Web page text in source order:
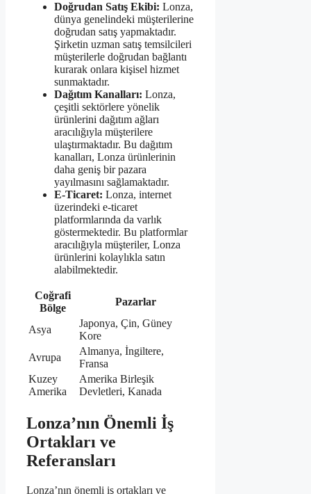
Doğrudan Satış Ekibi: Lonza,
dünya genelindeki müşterilerine
doğrudan satış yapmaktadır.
Şirketin uzman satış temsilcileri
müşterilerle doğrudan bağlantı
kurarak onlara kişisel hizmet
sunmaktadır.
Dağıtım Kanalları: Lonza,
çeşitli sektörlere yönelik
ürünlerini dağıtım ağları
aracılığıyla müşterilere
ulaştırmaktadır. Bu dağıtım
kanalları, Lonza ürünlerinin
daha geniş bir pazara
yayılmasını sağlamaktadır.
E-Ticaret: Lonza, internet
üzerindeki e-ticaret
platformlarında da varlık
göstermektedir. Bu platformlar
aracılığıyla müşteriler, Lonza
ürünlerini kolaylıkla satın
alabilmektedir.
Coğrafi
Bölge
Pazarlar
Asya
Japonya, Çin, Güney
Kore
Avrupa
Almanya, İngiltere,
Fransa
Kuzey
Amerika
Amerika Birleşik
Devletleri, Kanada
Lonza’nın Önemli İş
Ortakları ve
Referansları
Lonza’nın önemli iş ortakları ve